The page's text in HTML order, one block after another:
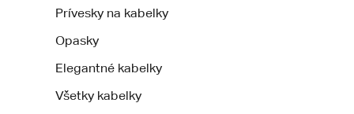
Prívesky na kabelky
Opasky
Elegantné kabelky
Všetky kabelky